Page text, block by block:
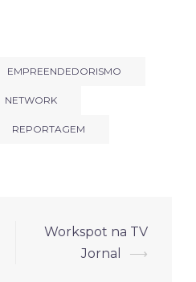
EMPREENDEDORISMO
NETWORK
REPORTAGEM
Workspot na TV
Jornal
⟶